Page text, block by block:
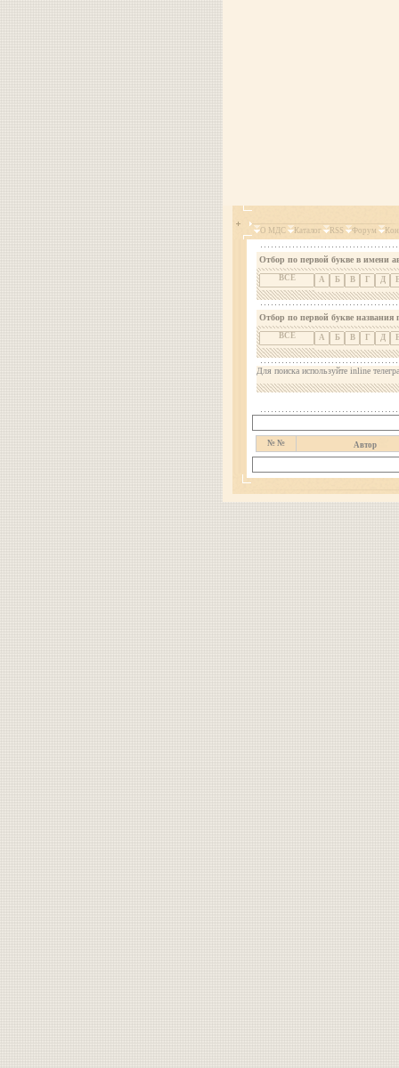
О МДС Каталог RSS Форум
Отбор по первой букве в имени
ВСЕ А Б В Г Д
Отбор по первой букве названия
ВСЕ А Б В Г Д
Для поиска используйте inline
№ № Автор